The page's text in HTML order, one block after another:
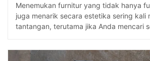
Menemukan furnitur yang tidak hanya
juga menarik secara estetika sering kali
tantangan, terutama jika Anda mencari